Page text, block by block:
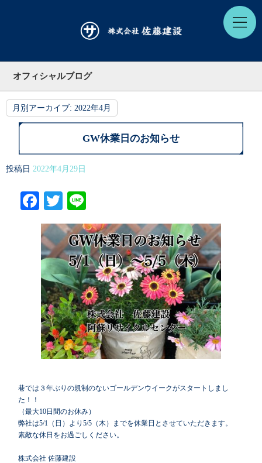
オフィシャルブログ
月別アーカイブ: 2022年4月
GW休業日のお知らせ
投稿日 2022年4月29日
Facebook
Twitter
巷では３年ぶりの規制のないゴールデンウイークがスタートしまし
た！！
（最大10日間のお休み）
弊社は5/1（日）より5/5（木）までを休業日とさせていただきます。
素敵な休日をお過ごしください。
株式会社 佐藤建設